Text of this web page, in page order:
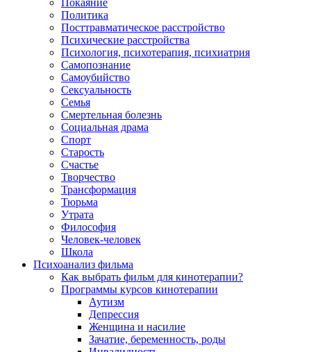
Покаяние
Политика
Посттравматическое расстройство
Психические расстройства
Психология, психотерапия, психиатрия
Самопознание
Самоубийство
Сексуальность
Семья
Смертельная болезнь
Социальная драма
Спорт
Старость
Счастье
Творчество
Трансформация
Тюрьма
Утрата
Философия
Человек-человек
Школа
Психоанализ фильма
Как выбрать фильм для кинотерапии?
Программы курсов кинотерапии
Аутизм
Депрессия
Женщина и насилие
Зачатие, беременность, роды